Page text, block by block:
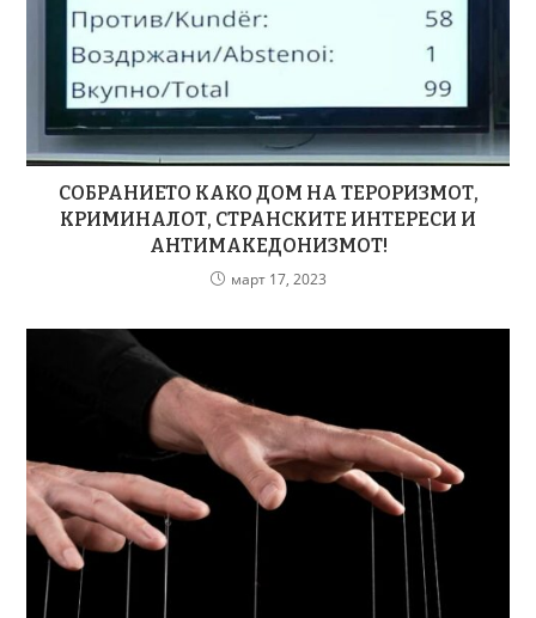
СОБРАНИЕТО КАКО ДОМ НА ТЕРОРИЗМОТ,
КРИМИНАЛОТ, СТРАНСКИТЕ ИНТЕРЕСИ И
АНТИМАКЕДОНИЗМОТ!
март 17, 2023